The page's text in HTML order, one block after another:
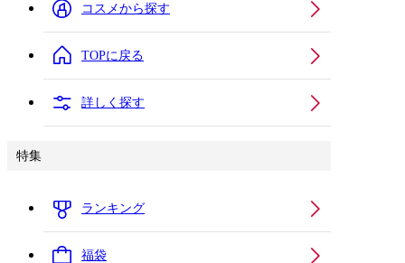
コスメから探す
TOPに戻る
詳しく探す
特集
ランキング
福袋